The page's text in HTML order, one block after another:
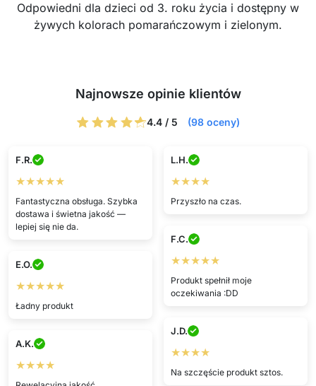
Odpowiedni dla dzieci od 3. roku życia i dostępny w
żywych kolorach pomarańczowym i zielonym.
Najnowsze opinie klientów
4.4 / 5 (98 oceny)
F.R.
★★★★★
Fantastyczna obsługa. Szybka
dostawa i świetna jakość —
lepiej się nie da.
L.H.
★★★★
Przyszło na czas.
F.C.
★★★★★
Produkt spełnił moje
oczekiwania :DD
E.O.
★★★★★
Ładny produkt
J.D.
★★★★
Na szczęście produkt sztos.
A.K.
★★★★